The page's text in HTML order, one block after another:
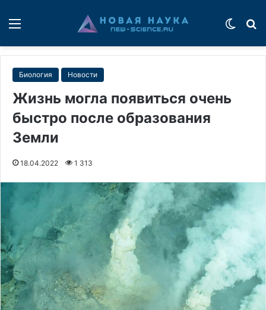
Биология Новости
Жизнь могла появиться очень
быстро после образования
Земли
18.04.2022 1 313